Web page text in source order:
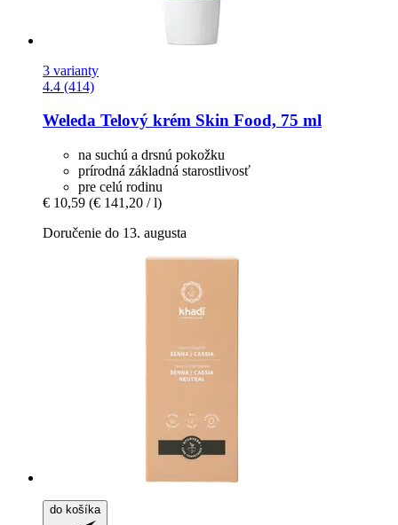
3 varianty
4.4 (414)
Weleda Telový krém Skin Food, 75 ml
na suchú a drsnú pokožku
prírodná základná starostlivosť
pre celú rodinu
€ 10,59 (€ 141,20 / l)
Doručenie do 13. augusta
do košíka